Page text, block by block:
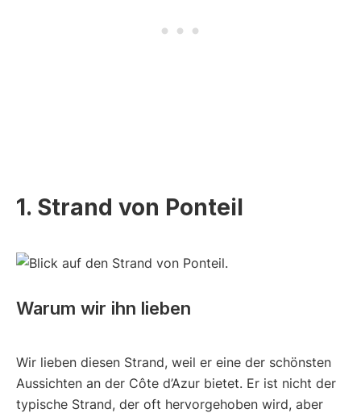
1. Strand von Ponteil
Warum wir ihn lieben
Wir lieben diesen Strand, weil er eine der schönsten
Aussichten an der Côte d’Azur bietet. Er ist nicht der
typische Strand, der oft hervorgehoben wird, aber